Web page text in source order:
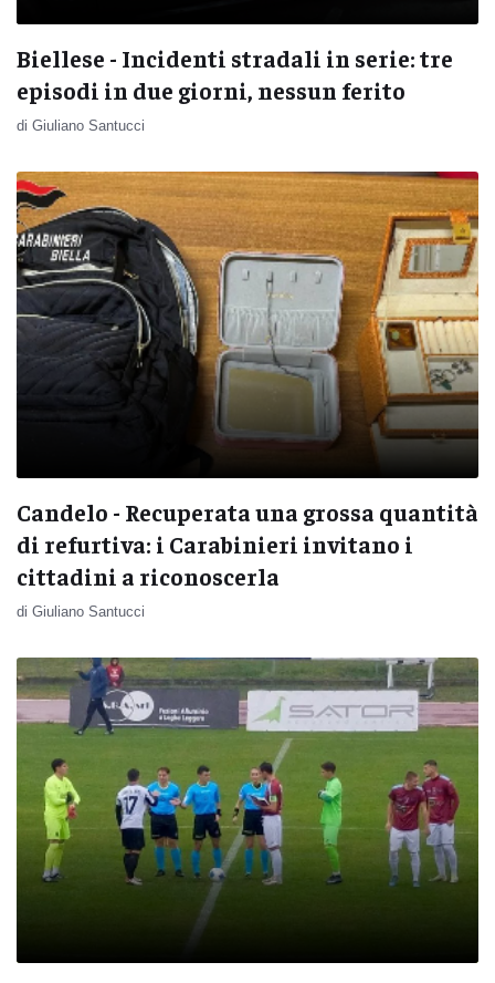
Biellese - Incidenti stradali in serie: tre
episodi in due giorni, nessun ferito
di Giuliano Santucci
Candelo - Recuperata una grossa quantità
di refurtiva: i Carabinieri invitano i
cittadini a riconoscerla
di Giuliano Santucci